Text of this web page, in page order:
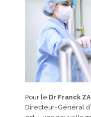
Pour le Dr Franck
Directeur-Général d’